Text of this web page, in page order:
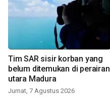
Tim SAR sisir korban yang
belum ditemukan di perairan
utara Madura
Jumat, 7 Agustus 2026